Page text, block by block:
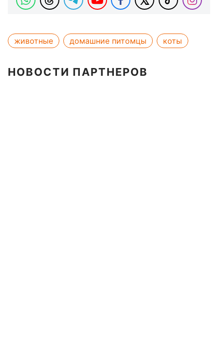
животные домашние питомцы коты
НОВОСТИ ПАРТНЕРОВ